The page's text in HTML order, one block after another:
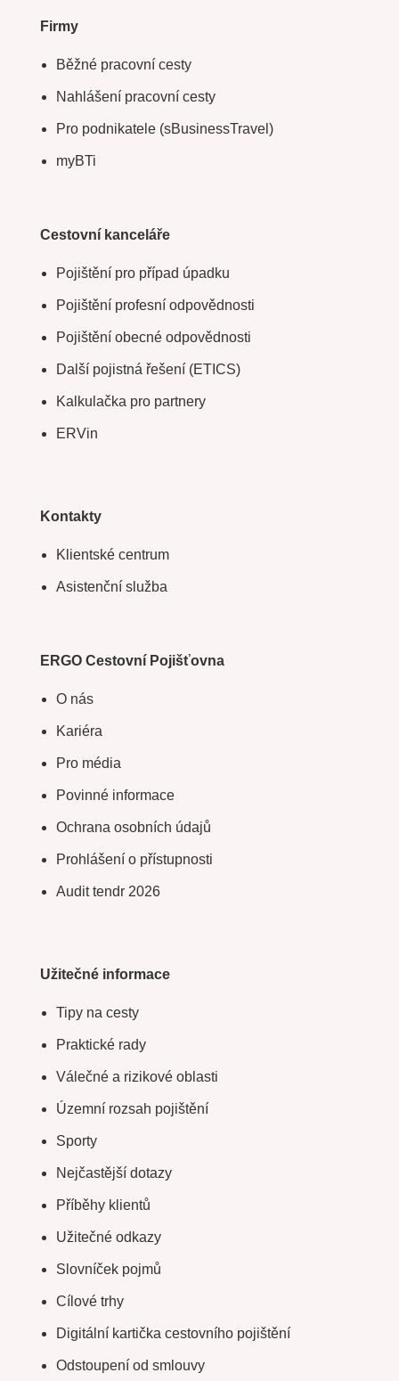
Firmy
Běžné pracovní cesty
Nahlášení pracovní cesty
Pro podnikatele (sBusinessTravel)
myBTi
Cestovní kanceláře
Pojištění pro případ úpadku
Pojištění profesní odpovědnosti
Pojištění obecné odpovědnosti
Další pojistná řešení (ETICS)
Kalkulačka pro partnery
ERVin
Kontakty
Klientské centrum
Asistenční služba
ERGO Cestovní Pojišťovna
O nás
Kariéra
Pro média
Povinné informace
Ochrana osobních údajů
Prohlášení o přístupnosti
Audit tendr 2026
Užitečné informace
Tipy na cesty
Praktické rady
Válečné a rizikové oblasti
Územní rozsah pojištění
Sporty
Nejčastější dotazy
Příběhy klientů
Užitečné odkazy
Slovníček pojmů
Cílové trhy
Digitální kartička cestovního pojištění
Odstoupení od smlouvy